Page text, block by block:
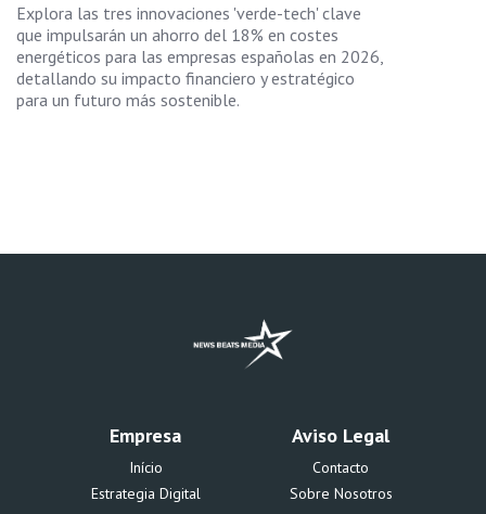
Explora las tres innovaciones 'verde-tech' clave
que impulsarán un ahorro del 18% en costes
energéticos para las empresas españolas en 2026,
detallando su impacto financiero y estratégico
para un futuro más sostenible.
Empresa
Início
Estrategia Digital
Aviso Legal
Contacto
Sobre Nosotros